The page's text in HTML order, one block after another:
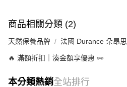
商品相關分類 (2)
天然保養品牌 法國 Durance 朵昂思
🔥 滿額折扣｜湊金額享優惠 👀
本分類熱銷全站排行